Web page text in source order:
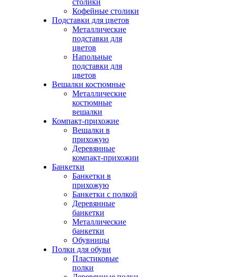
столики
Кофейные столики
Подставки для цветов
Металлические
подставки для
цветов
Напольные
подставки для
цветов
Вешалки костюмные
Металлические
костюмные
вешалки
Компакт-прихожие
Вешалки в
прихожую
Деревянные
компакт-прихожии
Банкетки
Банкетки в
прихожую
Банкетки с полкой
Деревянные
банкетки
Металлические
банкетки
Обувницы
Полки для обуви
Пластиковые
полки